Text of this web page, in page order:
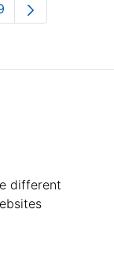
Use TAB to
different